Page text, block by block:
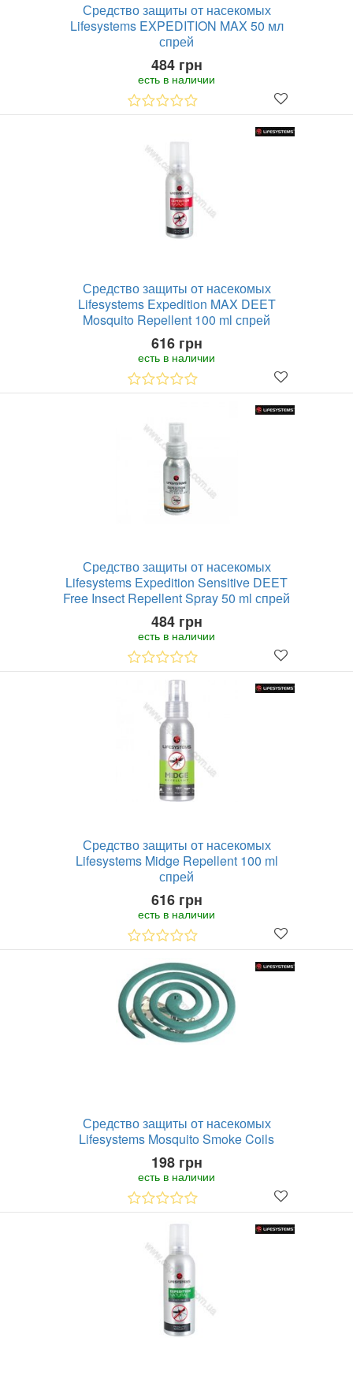
Средство защиты от насекомых
Lifesystems EXPEDITION MAX 50 мл
спрей
484 грн
есть в наличии
Средство защиты от насекомых
Lifesystems Expedition MAX DEET
Mosquito Repellent 100 ml спрей
616 грн
есть в наличии
Средство защиты от насекомых
Lifesystems Expedition Sensitive DEET
Free Insect Repellent Spray 50 ml спрей
484 грн
есть в наличии
Средство защиты от насекомых
Lifesystems Midge Repellent 100 ml
спрей
616 грн
есть в наличии
Средство защиты от насекомых
Lifesystems Mosquito Smoke Coils
198 грн
есть в наличии